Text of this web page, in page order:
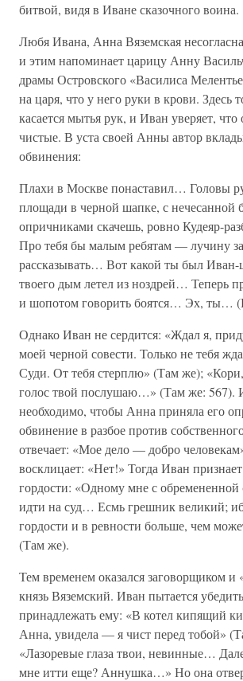
битвой, видя в Иване сказочного воина.
Любя Ивана, Анна Вяземская
и этим напоминает царицу Анну
драмы Островского «Василиса
на царя, что у него руки в крови. Здесь
касается мытья рук, и Иван уверяет, что
чистые. В уста своей Анны автор
обвинения:
Плахи в Москве понаставил… Головы
площади в черной шапке, с нечесанной
опричниками скачешь, ровно Кудеяр-
Про тебя бы малым ребятам — лучину
рассказывать… Вот какой ты был
твоего дым летел из ноздрей… Теперь
и шопотом говорить боятся… Эх, ты…
Однако Иван не сердится: «Ждал я,
моей черной совести. Только не тебя
Суди. От тебя стерплю» (Там же);
голос твой послушаю…» (Там же: 567).
необходимо, чтобы Анна приняла его
обвинение в разбое против
отвечает: «Мое дело — добро
восклицает: «Нет!» Тогда Иван
гордости: «Одному мне с обремененной
идти на суд… Есмь грешник великий;
гордости и в ревности больше, чем
(Там же).
Тем временем оказался заговорщиком и
князь Вяземский. Иван пытается
принадлежать ему: «В котел кипящий
Анна, увидела — я чист перед тобой»
«Лазоревые глаза твои, невинные…
мне итти еще? Аннушка…» Но она